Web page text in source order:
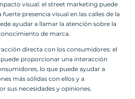
visual: el street marketing puede
presencia visual en las calles de la
ayudar a llamar la atención sobre la
de marca.
directa con los consumidores: el
proporcionar una interacción
lo que puede ayudar a
más sólidas con ellos y a
sus necesidades y opiniones.